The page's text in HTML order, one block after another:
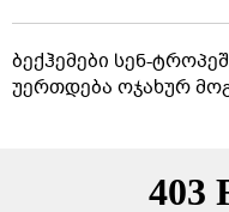
ბექჰემები სენ-
უერთდება ოჯახურ